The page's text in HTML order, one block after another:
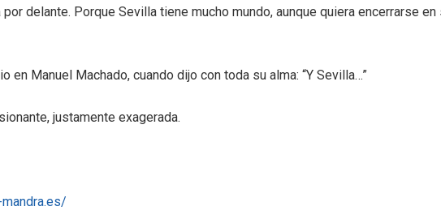
delante. Porque Sevilla tiene mucho mundo, aunque quiera encerrarse en
en Manuel Machado, cuando dijo con toda su alma: “Y Sevilla…”
justamente exagerada.